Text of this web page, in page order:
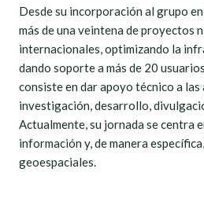
Desde su incorporación al grupo
más de una veintena de proyectos
internacionales, optimizando la
dando soporte a más de 20
consiste en dar apoyo técnico a las
investigación, desarrollo,
Actualmente, su jornada se centra
información y, de manera
geoespaciales.